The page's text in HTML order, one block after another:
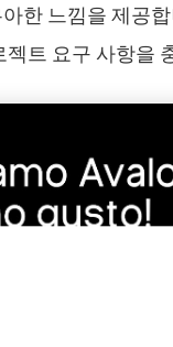
한 느낌을 제공
젝트 요구 사항을